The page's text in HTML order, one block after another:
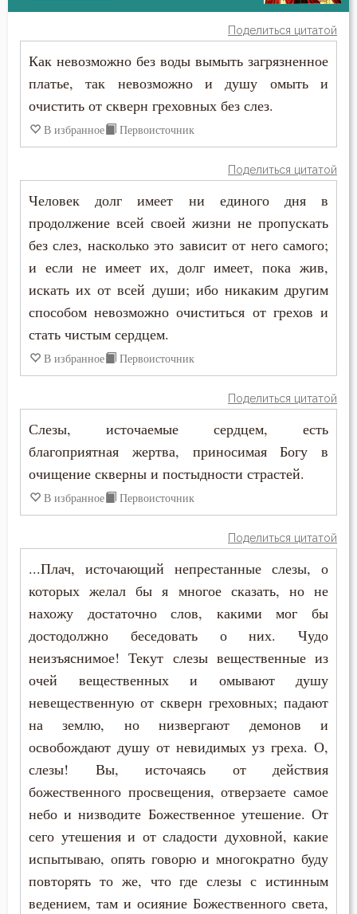
Бесстрастие
Благодарность
Благочестие
Ближний
Блуд
Бог
Богослужение
Богоугождение
Борьба
Будущее
Вера
Вечные муки
Воздаяние
Воздержание
Вознесение
Воля Божия
Антоний Оптинский (Путилов)
Василий Великий
Григорий Богослов
Григорий Нисский
Иларион Оптинский (Пономарёв)
Иоанн Лествичник
Иосиф Оптинский (Литовкин)
Исаак Сирин Ниневийский
Макарий Великий
Макарий Оптинский (Иванов)
Никита Стифат
Нил Синайский
Серафим Саровский
Симеон Новый Богослов
Феодор Студит
Феофан Затворник
Поделиться цитатой
Как невозможно без воды вымыть загрязненное
платье, так невозможно и душу омыть и
очистить от скверн греховных без слез.
В избранное Первоисточник
Поделиться цитатой
Человек долг имеет ни единого дня в
продолжение всей своей жизни не пропускать
без слез, насколько это зависит от него самого;
и если не имеет их, долг имеет, пока жив,
искать их от всей души; ибо никаким другим
способом невозможно очиститься от грехов и
стать чистым сердцем.
В избранное Первоисточник
Поделиться цитатой
Слезы, источаемые сердцем, есть
благоприятная жертва, приносимая Богу в
очищение скверны и постыдности страстей.
В избранное Первоисточник
Поделиться цитатой
...Плач, источающий непрестанные слезы, о
которых желал бы я многое сказать, но не
нахожу достаточно слов, какими мог бы
достодолжно беседовать о них. Чудо
неизъяснимое! Текут слезы вещественные из
очей вещественных и омывают душу
невещественную от скверн греховных; падают
на землю, но низвергают демонов и
освобождают душу от невидимых уз греха. О,
слезы! Вы, источаясь от действия
божественного просвещения, отверзаете самое
небо и низводите Божественное утешение. От
сего утешения и от сладости духовной, какие
испытываю, опять говорю и многократно буду
повторять то же, что где слезы с истинным
ведением, там и осияние Божественного света,